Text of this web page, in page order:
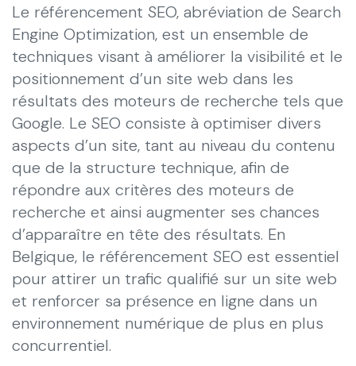
Le référencement SEO, abréviation de Search
Engine Optimization, est un ensemble de
techniques visant à améliorer la visibilité et le
positionnement d’un site web dans les
résultats des moteurs de recherche tels que
Google. Le SEO consiste à optimiser divers
aspects d’un site, tant au niveau du contenu
que de la structure technique, afin de
répondre aux critères des moteurs de
recherche et ainsi augmenter ses chances
d’apparaître en tête des résultats. En
Belgique, le référencement SEO est essentiel
pour attirer un trafic qualifié sur un site web
et renforcer sa présence en ligne dans un
environnement numérique de plus en plus
concurrentiel.